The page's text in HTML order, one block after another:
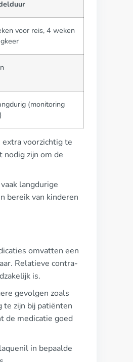
voor reis, 4 weken
(monitoring
voorzichtig te
zijn om de
langdurige
bereik van kinderen
omvatten een
Relatieve contra-
is.
gevolgen zoals
te zijn bij patiënten
de medicatie goed
in bepaalde